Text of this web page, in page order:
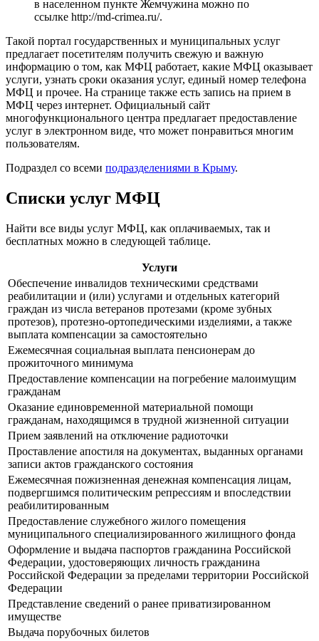
в населенном пункте Жемчужина можно по
ссылке http://md-crimea.ru/.
Такой портал государственных и муниципальных услуг
предлагает посетителям получить свежую и важную
информацию о том, как МФЦ работает, какие МФЦ оказывает
услуги, узнать сроки оказания услуг, единый номер телефона
МФЦ и прочее. На странице также есть запись на прием в
МФЦ через интернет. Официальный сайт
многофункционального центра предлагает предоставление
услуг в электронном виде, что может понравиться многим
пользователям.
Подраздел со всеми подразделениями в Крыму.
Списки услуг МФЦ
Найти все виды услуг МФЦ, как оплачиваемых, так и
бесплатных можно в следующей таблице.
Услуги
Обеспечение инвалидов техническими средствами
реабилитации и (или) услугами и отдельных категорий
граждан из числа ветеранов протезами (кроме зубных
протезов), протезно-ортопедическими изделиями, а также
выплата компенсации за самостоятельно
Ежемесячная социальная выплата пенсионерам до
прожиточного минимума
Предоставление компенсации на погребение малоимущим
гражданам
Оказание единовременной материальной помощи
гражданам, находящимся в трудной жизненной ситуации
Прием заявлений на отключение радиоточки
Проставление апостиля на документах, выданных органами
записи актов гражданского состояния
Ежемесячная пожизненная денежная компенсация лицам,
подвергшимся политическим репрессиям и впоследствии
реабилитированным
Предоставление служебного жилого помещения
муниципального специализированного жилищного фонда
Оформление и выдача паспортов гражданина Российской
Федерации, удостоверяющих личность гражданина
Российской Федерации за пределами территории Российской
Федерации
Представление сведений о ранее приватизированном
имуществе
Выдача порубочных билетов